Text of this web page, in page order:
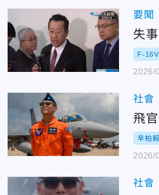
要聞
失
F-16V
2026/
社會
飛
辛柏毅
2026/
社會